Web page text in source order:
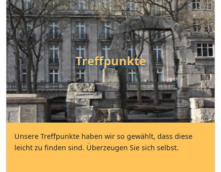
Treffpunkte
Unsere Treffpunkte haben wir so gewählt, dass diese
leicht zu finden sind. Überzeugen Sie sich selbst.